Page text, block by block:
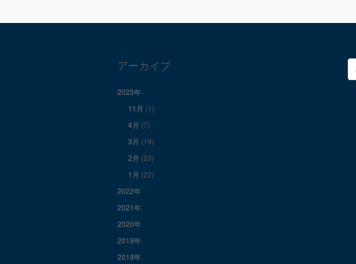
アーカイブ
2023年
11月 (1)
4月 (7)
3月 (19)
2月 (23)
1月 (22)
2022年
2021年
2020年
2019年
2018年
検
索: